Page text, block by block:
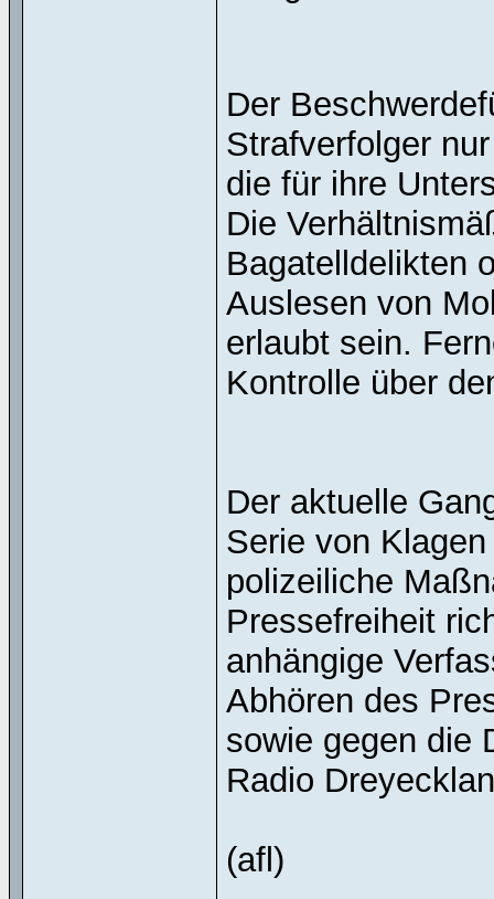
Der
Strafverfolger
die für ihre
Die
Bagatelldelikten
Auslesen von
erlaubt sein.
Kontrolle über
Der aktuelle
Serie von
polizeiliche
Pressefreiheit
anhängige
Abhören des
sowie gegen die
Radio
(afl)